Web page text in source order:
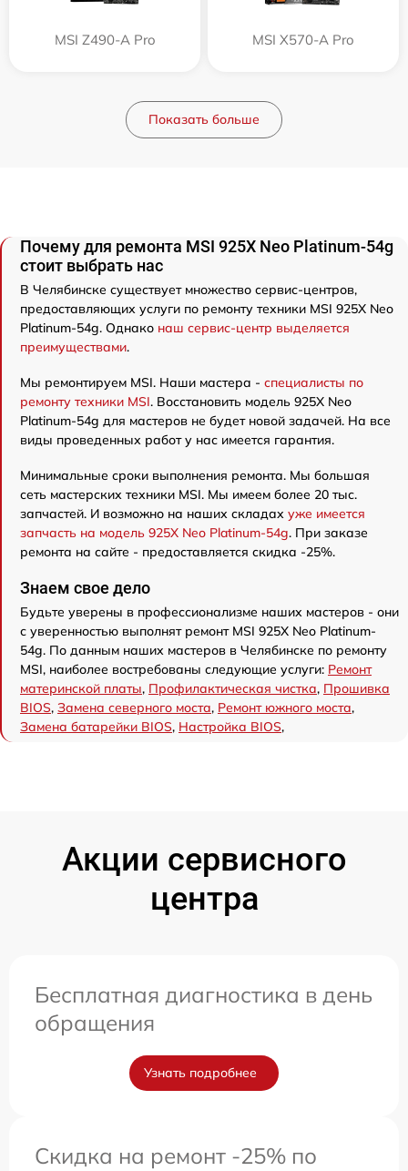
MSI Z490-A Pro MSI X570-A Pro
Показать больше
Почему для ремонта MSI 925X Neo Platinum-54g
стоит выбрать нас
В Челябинске существует множество сервис-центров,
предоставляющих услуги по ремонту техники MSI 925X Neo
Platinum-54g. Однако наш сервис-центр выделяется
преимуществами.
Мы ремонтируем MSI. Наши мастера - специалисты по
ремонту техники MSI. Восстановить модель 925X Neo
Platinum-54g для мастеров не будет новой задачей. На все
виды проведенных работ у нас имеется гарантия.
Минимальные сроки выполнения ремонта. Мы большая
сеть мастерских техники MSI. Мы имеем более 20 тыс.
запчастей. И возможно на наших складах уже имеется
запчасть на модель 925X Neo Platinum-54g. При заказе
ремонта на сайте - предоставляется скидка -25%.
Знаем свое дело
Будьте уверены в профессионализме наших мастеров - они
с уверенностью выполнят ремонт MSI 925X Neo Platinum-
54g. По данным наших мастеров в Челябинске по ремонту
MSI, наиболее востребованы следующие услуги: Ремонт
материнской платы, Профилактическая чистка, Прошивка
BIOS, Замена северного моста, Ремонт южного моста,
Замена батарейки BIOS, Настройка BIOS,
Акции сервисного
центра
Бесплатная диагностика в день
обращения
Узнать подробнее
Скидка на ремонт -25% по